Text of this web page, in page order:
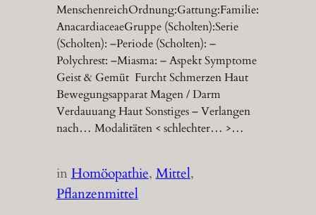
MenschenreichOrdnung:Gattung:Familie:
AnacardiaceaeGruppe (Scholten):Serie
(Scholten): –Periode (Scholten): –
Polychrest: –Miasma: – Aspekt Symptome
Geist & Gemüt Furcht Schmerzen Haut
Bewegungsapparat Magen / Darm
Verdauuang Haut Sonstiges – Verlangen
nach… Modalitäten < schlechter… >…
inHomöopathie, Mittel
Pflanzenmittel